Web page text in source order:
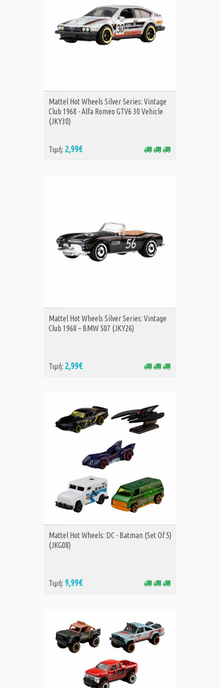
ΑΓΟΡΑ
Mattel Hot Wheels Silver Series: Vintage
Club 1968 - Alfa Romeo GTV6 30 Vehicle
(JKY30)
Τιμή: 2,99€
ΑΓΟΡΑ
Mattel Hot Wheels Silver Series: Vintage
Club 1968 – BMW 507 (JKY26)
Τιμή: 2,99€
ΑΓΟΡΑ
Mattel Hot Wheels: DC - Batman (Set Of 5)
(JKG08)
Τιμή: 9,99€